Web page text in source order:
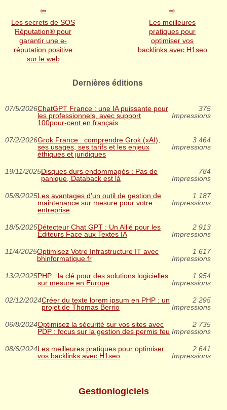
Les secrets de SOS
Réputation® pour
garantir une e-
réputation positive
sur le web
Les meilleures
pratiques pour
optimiser vos
backlinks avec H1seo
Dernières éditions
07/5/2026ChatGPT France : une IA puissante pour
les professionnels, avec support
100pour-cent en français
375
Impressions
07/2/2026Grok France : comprendre Grok (xAI),
ses usages, ses tarifs et les enjeux
éthiques et juridiques
3 464
Impressions
19/11/2025Disques durs endommagés : Pas de
panique, Databack est là
784
Impressions
05/8/2025Les avantages d'un outil de gestion de
maintenance sur mesure pour votre
entreprise
1 187
Impressions
18/5/2025Détecteur Chat GPT : Un Allié pour les
Éditeurs Face aux Textes IA
2 913
Impressions
11/4/2025Optimisez Votre Infrastructure IT avec
bhinformatique.fr
1 617
Impressions
13/2/2025PHP : la clé pour des solutions logicielles
sur mesure en Europe
1 954
Impressions
02/12/2024Créer du texte lorem ipsum en PHP : un
projet de Thomas Berrio
2 295
Impressions
06/8/2024Optimisez la sécurité sur vos sites avec
PDP : focus sur la gestion des permis feu
2 735
Impressions
08/6/2024Les meilleures pratiques pour optimiser
vos backlinks avec H1seo
2 641
Impressions
Gestionlogiciels